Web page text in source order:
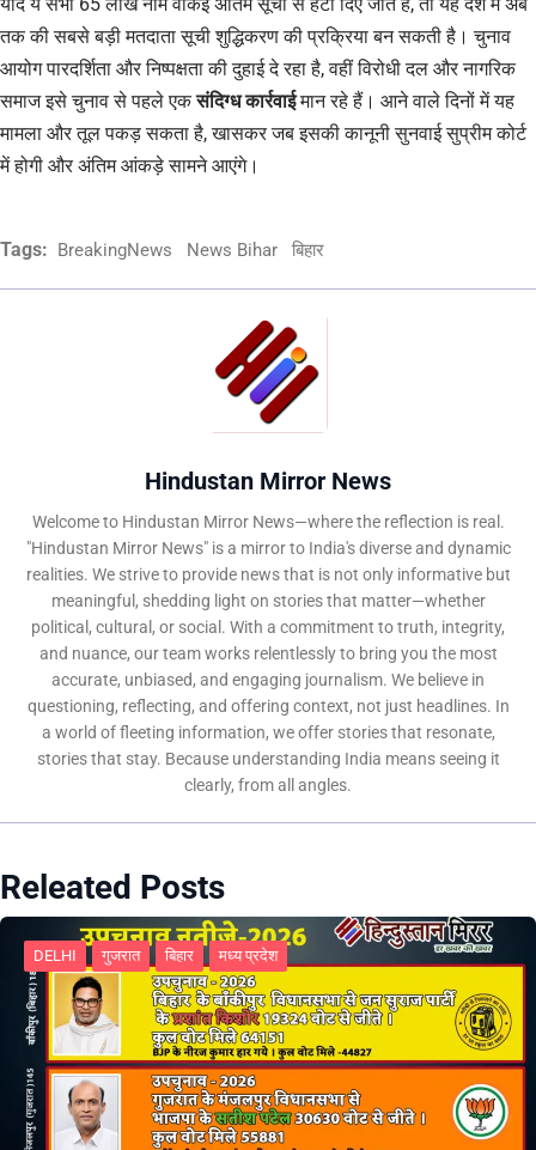
तक की सबसे बड़ी मतदाता सूची शुद्धिकरण की प्रक्रिया बन सकती है। चुनाव
आयोग पारदर्शिता और निष्पक्षता की दुहाई दे रहा है, वहीं विरोधी दल और नागरिक
समाज इसे चुनाव से पहले एकसंदिग्ध कार्रवाईमान रहे हैं। आने वाले दिनों में यह
मामला और तूल पकड़ सकता है, खासकर जब इसकी कानूनी सुनवाई सुप्रीम कोर्ट
में होगी और अंतिम आंकड़े सामने आएंगे।
Tags: BreakingNews News Bihar बिहार
Hindustan Mirror News
Welcome to Hindustan Mirror News—where the reflection is real.
"Hindustan Mirror News" is a mirror to India's diverse and dynamic
realities. We strive to provide news that is not only informative but
meaningful, shedding light on stories that matter—whether
political, cultural, or social. With a commitment to truth, integrity,
and nuance, our team works relentlessly to bring you the most
accurate, unbiased, and engaging journalism. We believe in
questioning, reflecting, and offering context, not just headlines. In
a world of fleeting information, we offer stories that resonate,
stories that stay. Because understanding India means seeing it
clearly, from all angles.
Releated Posts
DELHI गुजरात बिहार मध्य प्रदेश